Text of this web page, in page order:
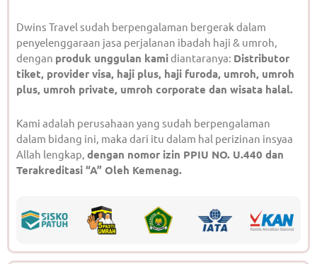
Dwins Travel sudah berpengalaman bergerak dalam
penyelenggaraan jasa perjalanan ibadah haji & umroh,
dengan produk unggulan kamidiantaranya: Distributor
tiket, provider visa, haji plus, haji furoda, umroh, umroh
plus, umroh private, umroh corporate dan wisata halal.
Kami adalah perusahaan yang sudah berpengalaman
dalam bidang ini, maka dari itu dalam hal perizinan insyaa
Allah lengkap, dengan nomor izin PPIU NO. U.440 dan
Terakreditasi “A” Oleh Kemenag.